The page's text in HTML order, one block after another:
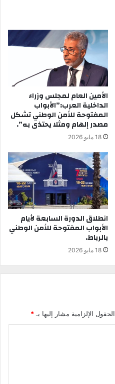
الأمين العام لمجلس وزراء
الداخلية العرب:”الأبواب
المفتوحة للأمن الوطني تشكل
مصدر إلهام ومثلا يحتذى به”.
18 مايو 2026
انطلاق الدورة السابعة لأيام
الأبواب المفتوحة للأمن الوطني
بالرباط.
18 مايو 2026
الحقول الإلزامية مشار إليها بـ *